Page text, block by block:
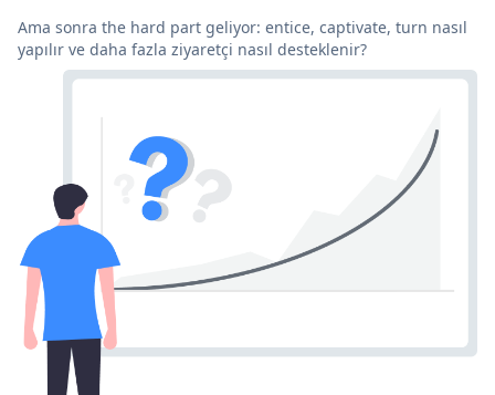
Ama sonra the hard part geliyor: entice, captivate, turn nasıl
yapılır ve daha fazla ziyaretçi nasıl desteklenir?